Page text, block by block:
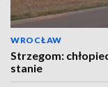
WROCŁAW
Strzegom:
stanie